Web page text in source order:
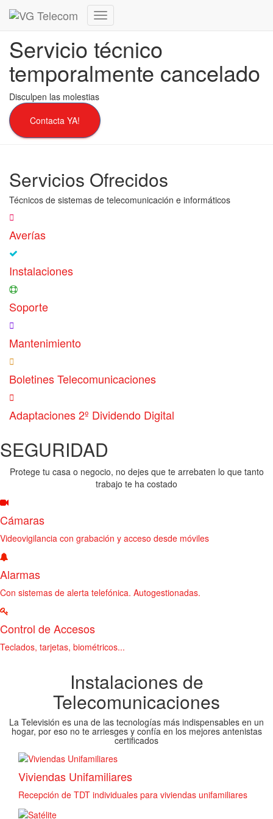
Cambiar
de
navegación
Servicio técnico
temporalmente cancelado
Disculpen las molestias
Contacta YA!
Servicios Ofrecidos
Técnicos de sistemas de telecomunicación e informáticos
Averías
Instalaciones
Soporte
Mantenimiento
Boletines Telecomunicaciones
Adaptaciones 2º Dividendo Digital
SEGURIDAD
Protege tu casa o negocio, no dejes que te arrebaten lo que tanto
trabajo te ha costado
Cámaras
Videovigilancia con grabación y acceso desde móviles
Alarmas
Con sistemas de alerta telefónica. Autogestionadas.
Control de Accesos
Teclados, tarjetas, biométricos...
Instalaciones de
Telecomunicaciones
La Televisión es una de las tecnologías más indispensables en un
hogar, por eso no te arriesges y confía en los mejores antenistas
certificados
Viviendas Unifamiliares
Recepción de TDT individuales para viviendas unifamiliares